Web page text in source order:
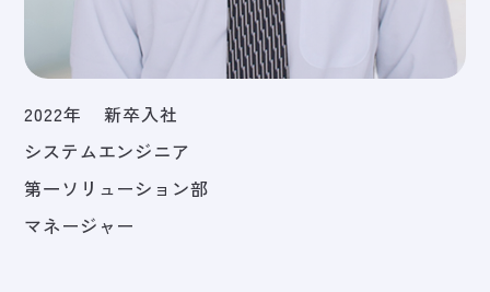
2022年
新卒入社
システムエンジニア
第一ソリューション部
マネージャー